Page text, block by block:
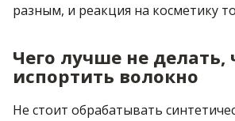
разным, и реакция на косметику
Чего лучше не делать,
испортить волокно
Не стоит обрабатывать